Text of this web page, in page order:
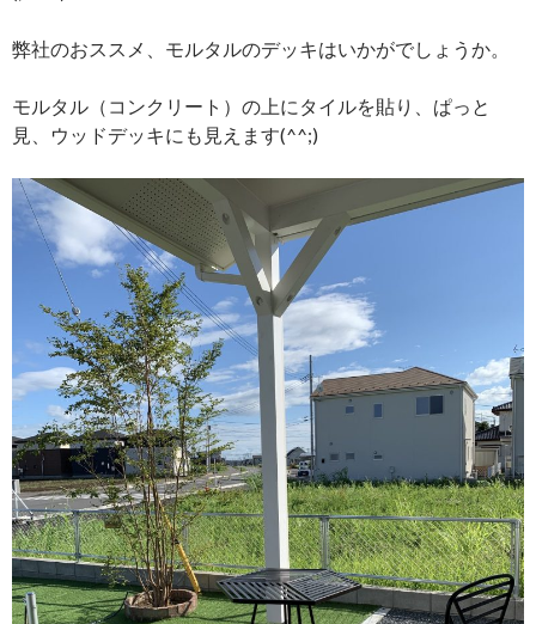
弊社のおススメ、モルタルのデッキはいかがでしょうか。
モルタル（コンクリート）の上にタイルを貼り、ぱっと
見、ウッドデッキにも見えます(^^;)